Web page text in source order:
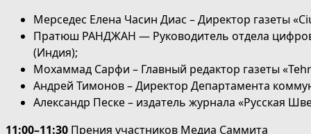
Мерседес Елена Часин Диас – Директор газеты
Пратюш РАНДЖАН — Руководитель отдела
(Индия);
Мохаммад Сарфи – Главный редактор газеты
Андрей Тимонов – Директор Департамента
Александр Песке – издатель журнала «Русская
11:00–11:30 Прения участников Медиа Саммита